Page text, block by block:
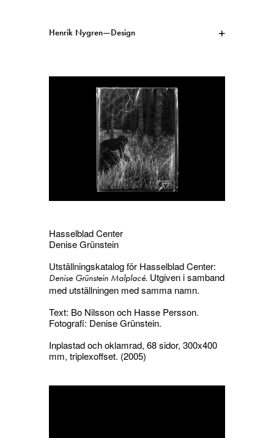
Henrik Nygren—Design
A–Ö Pågående
English
Hasselblad Center
Denise Grünstein
Utställningskatalog för Hasselblad Center:
Denise Grünstein Malplacé. Utgiven i samband
med utställningen med samma namn.
Text: Bo Nilsson och Hasse Persson.
Fotografi: Denise Grünstein.
Inplastad och oklamrad, 68 sidor, 300x400
mm, triplexoffset. (2005)